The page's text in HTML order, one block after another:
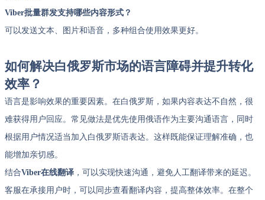
Viber批量群发支持哪些内容形式？
可以发送文本、图片和语音，多种组合使用效果更好。
如何解决白俄罗斯市场的语言障碍并提升转化
效率？
语言是影响效果的重要因素。在白俄罗斯，如果内容表达不自然，很
难获得用户回应。常见做法是优先使用俄语作为主要沟通语言，同时
根据用户情况适当加入白俄罗斯语表达。这样既能保证理解准确，也
能增加亲切感。
结合Viber在线翻译 ，可以实现快速沟通，避免人工翻译带来的延迟。
客服在承接用户时，可以同步查看翻译内容，提高整体效率。在整个